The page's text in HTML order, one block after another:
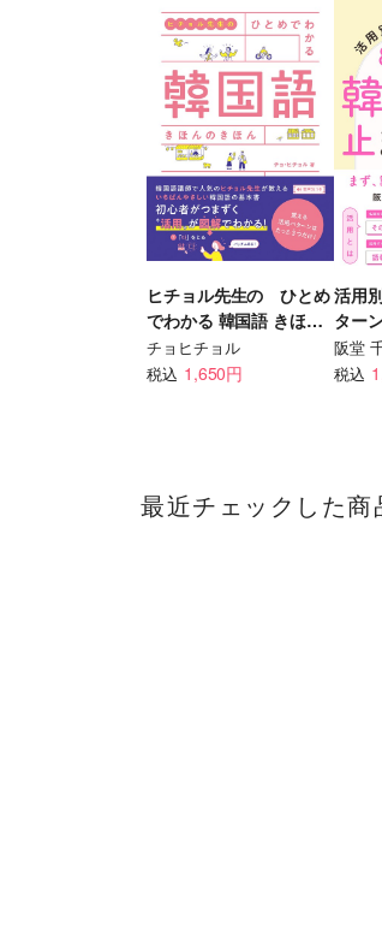
ヒチョル先生の ひとめ
でわかる 韓国語 きほん
のきほん
チョヒチョル
税込 1,650円
活用
ター
ない
阪堂
税込
最近チェックした商